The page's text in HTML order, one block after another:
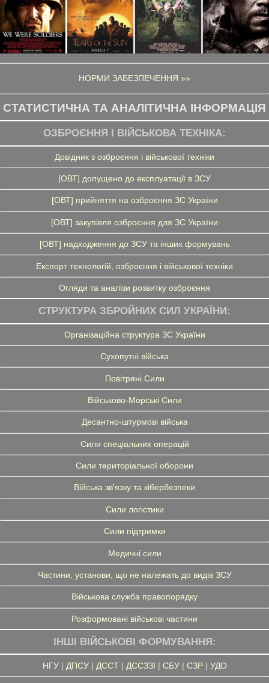
НОРМИ ЗАБЕЗПЕЧЕННЯ »»
СТАТИСТИЧНА ТА АНАЛІТИЧНА ІНФОРМАЦІЯ
ОЗБРОЄННЯ І ВІЙСЬКОВА ТЕХНІКА:
Довідник з озброєння і військової техніки
[ОВТ] допущено до експлуатації в ЗСУ
[ОВТ] прийняття на озброєння ЗС України
[ОВТ] закупівля озброєння для ЗС України
[ОВТ] надходження до ЗСУ та інших формувань
Експорт технологій, озброєння і військової техніки
Огляди та аналізи розвитку озброєння
СТРУКТУРА ЗБРОЙНИХ СИЛ УКРАЇНИ:
Організаційна структура ЗС України
Сухопутні війська
Повітряні Сили
Військово-Морські Сили
Десантно-штурмові війська
Сили спеціальних операцій
Сили територіальної оборони
Війська зв'язку та кібербезпеки
Сили логістики
Сили підтримки
Медичні сили
Частини, установи, що не належать до видів ЗСУ
Військова служба правопорядку
Розформовані військові частини
ІНШІ ВІЙСЬКОВІ ФОРМУВАННЯ:
НГУ| ДПСУ| ДССТ| ДССЗЗІ | СБУ| СЗР| УДО